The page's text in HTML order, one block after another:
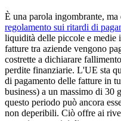
È una parola ingombrante,
regolamento sui ritardi di
liquidità delle piccole e medie
fatture tra aziende vengono
costrette a dichiarare
perdite finanziarie. L'UE sta
di pagamento delle fatture in
business) a un massimo di 30
questo periodo può ancora
non deperibili. Ciò offre ai